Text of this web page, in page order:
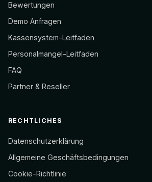
Bewertungen
Demo Anfragen
Kassensystem-Leitfaden
Personalmangel-Leitfaden
FAQ
Partner & Reseller
RECHTLICHES
Datenschutzerklärung
Allgemeine Geschäftsbedingungen
Cookie-Richtlinie